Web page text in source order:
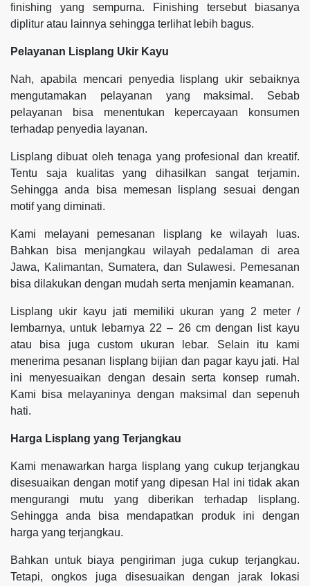
finishing yang sempurna. Finishing tersebut biasanya
diplitur atau lainnya sehingga terlihat lebih bagus.
Pelayanan Lisplang Ukir Kayu
Nah, apabila mencari penyedia lisplang ukir sebaiknya
mengutamakan pelayanan yang maksimal. Sebab
pelayanan bisa menentukan kepercayaan konsumen
terhadap penyedia layanan.
Lisplang dibuat oleh tenaga yang profesional dan kreatif.
Tentu saja kualitas yang dihasilkan sangat terjamin.
Sehingga anda bisa memesan lisplang sesuai dengan
motif yang diminati.
Kami melayani pemesanan lisplang ke wilayah luas.
Bahkan bisa menjangkau wilayah pedalaman di area
Jawa, Kalimantan, Sumatera, dan Sulawesi. Pemesanan
bisa dilakukan dengan mudah serta menjamin keamanan.
Lisplang ukir kayu jati memiliki ukuran yang 2 meter /
lembarnya, untuk lebarnya 22 – 26 cm dengan list kayu
atau bisa juga custom ukuran lebar. Selain itu kami
menerima pesanan lisplang bijian dan pagar kayu jati. Hal
ini menyesuaikan dengan desain serta konsep rumah.
Kami bisa melayaninya dengan maksimal dan sepenuh
hati.
Harga Lisplang yang Terjangkau
Kami menawarkan harga lisplang yang cukup terjangkau
disesuaikan dengan motif yang dipesan Hal ini tidak akan
mengurangi mutu yang diberikan terhadap lisplang.
Sehingga anda bisa mendapatkan produk ini dengan
harga yang terjangkau.
Bahkan untuk biaya pengiriman juga cukup terjangkau.
Tetapi, ongkos juga disesuaikan dengan jarak lokasi